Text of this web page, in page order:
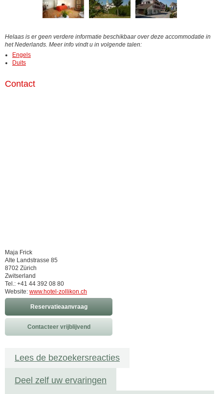
Helaas is er geen verdere informatie beschikbaar over deze accommodatie in
het Nederlands. Meer info vindt u in volgende talen:
Engels
Duits
Contact
Maja Frick
Alte Landstrasse 85
8702 Zürich
Zwitserland
Tel.: +41 44 392 08 80
Website: www.hotel-zollikon.ch
Reservatieaanvraag
Contacteer vrijblijvend
Lees de bezoekersreacties
Deel zelf uw ervaringen